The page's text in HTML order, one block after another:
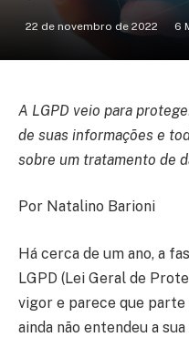
22 de novembro de 2022 6
A LGPD veio para
de suas informações e
sobre um tratamento de
Por Natalino Barioni
Há cerca de um ano, a
LGPD (Lei Geral de
vigor e parece que
ainda não entendeu a